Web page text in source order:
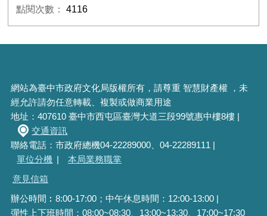
點閱次數：4116
網站為臺中市政府文化局版權所有，請尊重 智慧財產權 ，未
經允許請勿任意轉載、複製或做商業用途
地址：407610 臺中市西屯區臺灣大道三段99號惠中樓8樓 |
交通資訊
聯絡電話：市政府總機04-22289000、04-22289111 |
單位分機 |
本局業務職掌
意見信箱
辦公時間︰8:00-17:00；中午休息時間：12:00-13:00 |
彈性上下班時間：08:00~08:30、13:00~13:30、17:00~17:30